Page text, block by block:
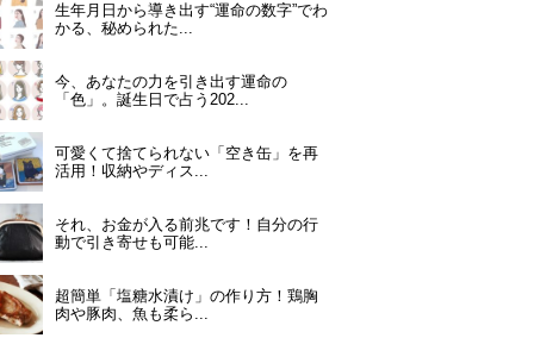
生年月日から導き出す“運命の数字”でわ
かる、秘められた...
今、あなたの力を引き出す運命の
「色」。誕生日で占う202...
可愛くて捨てられない「空き缶」を再
活用！収納やディス...
それ、お金が入る前兆です！自分の行
動で引き寄せも可能...
超簡単「塩糖水漬け」の作り方！鶏胸
肉や豚肉、魚も柔ら...